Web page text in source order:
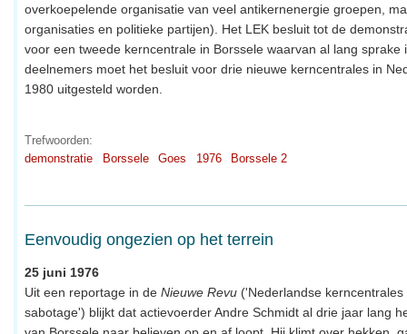
overkoepelende organisatie van veel antikernenergie groepen,
organisaties en politieke partijen). Het LEK besluit tot de
voor een tweede kerncentrale in Borssele waarvan al lang sprake
deelnemers moet het besluit voor drie nieuwe kerncentrales in
1980 uitgesteld worden.
Trefwoorden:
demonstratie
Borssele Goes 1976 Borssele 2
Eenvoudig ongezien op het terrein
25 juni 1976
Uit een reportage in de Nieuwe Revu ('Nederlandse
sabotage') blijkt dat actievoerder Andre Schmidt al drie jaar lang